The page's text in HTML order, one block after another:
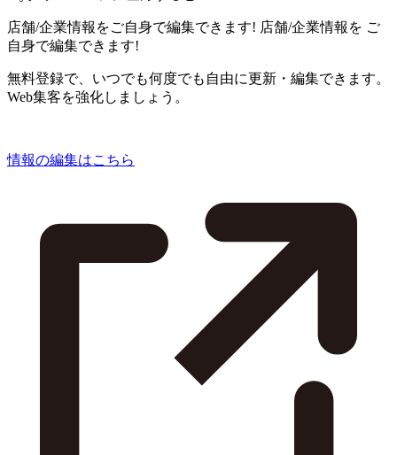
店舗/企業情報をご自身で編集できます! 店舗/企業情報を ご
自身で編集できます!
無料登録で、いつでも何度でも自由に更新・編集できます。
Web集客を強化しましょう。
情報の編集はこちら